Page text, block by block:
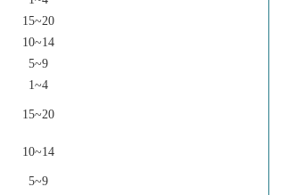
15~20
10~14
5~9
1~4
15~20
10~14
5~9